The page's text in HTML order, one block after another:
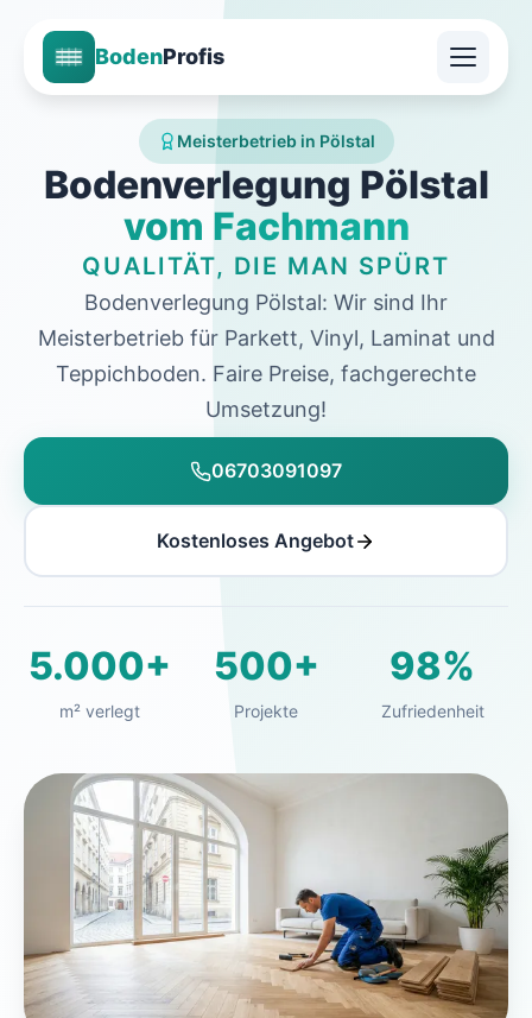
BodenProfis
Meisterbetrieb in Pölstal
Bodenverlegung Pölstal
vom Fachmann
QUALITÄT, DIE MAN SPÜRT
Bodenverlegung Pölstal: Wir sind Ihr
Meisterbetrieb für Parkett, Vinyl, Laminat und
Teppichboden. Faire Preise, fachgerechte
Umsetzung!
06703091097
Kostenloses Angebot
5.000+
m² verlegt
500+
Projekte
98%
Zufriedenheit